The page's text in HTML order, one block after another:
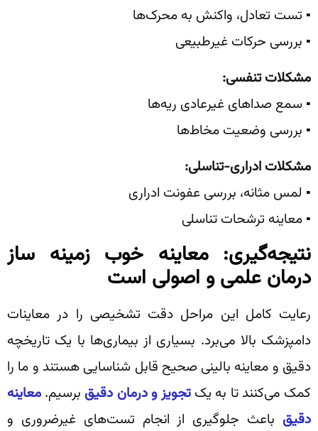
▪️ تست تعادل، واکنش به محرک‌ها
▪️ بررسی حرکات غیرطبیعی
مشکلات تنفسی:
▪️ سمع صداهای غیرعادی ریه‌ها
▪️ بررسی وضعیت مخاط‌ها
مشکلات ادراری-تناسلی:
▪️ لمس مثانه، بررسی عفونت ادراری
▪️ معاینه ترشحات تناسلی
نتیجه‌گیری: معاینه خوب زمینه ساز
درمان علمی و اصولی است
رعایت کامل این مراحل دقت تشخیصی را در معاینات
دامپزشک بالا می‌برد. بسیاری از بیماری‌ها با یک تاریخچه
دقیق و معاینه بالینی صحیح قابل شناسایی هستند و ما را
کمک می‌کنند تا به یک تجویز و درمان دقیق برسیم. معاینه
دقیق باعث جلوگیری از انجام تست‌های غیرضروری و